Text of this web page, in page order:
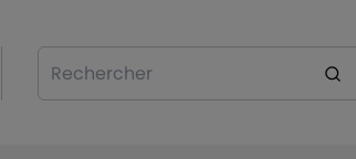
Rechercher